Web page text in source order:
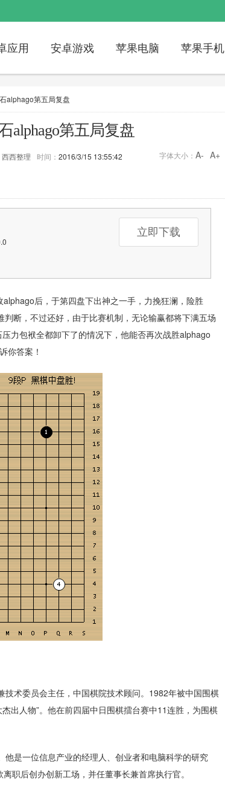
应用 安卓游戏 苹果电脑 苹果手机
alphago第五局复盘
alphago第五局复盘
西西整理 时间： 2016/3/15 13:55:42 字体大小： A- A+
李世石alphago
立即下载
后，于第四盘下出神之一手，力挽狂澜，险胜
断，不过还好，由于比赛机制，无论输赢都将下满五场
力包袱全都卸下了的情况下，他能否再次战胜alphago
你答案！
术委员会主任，中国棋院技术顾问。1982年被中国围棋
出人物”。他在前四届中日围棋擂台赛中11连胜，为围棋
是一位信息产业的经理人、创业者和电脑科学的研究
职后创办创新工场，并任董事长兼首席执行官。